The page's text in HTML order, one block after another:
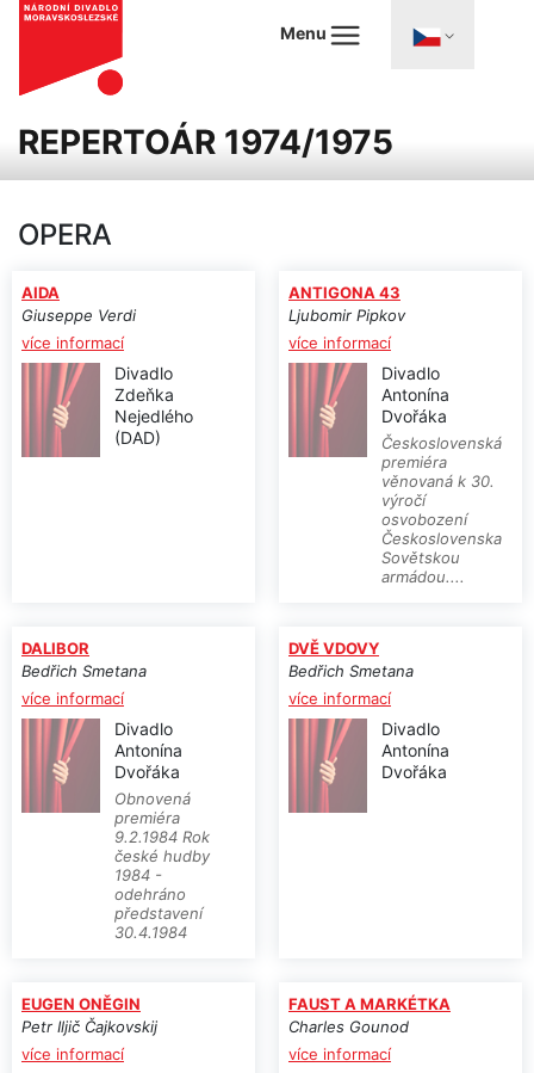
Menu
REPERTOÁR 1974/1975
OPERA
AIDA
Giuseppe Verdi
více informací
Divadlo
Zdeňka
Nejedlého
(DAD)
ANTIGONA 43
Ljubomir Pipkov
více informací
Divadlo
Antonína
Dvořáka
Československá
premiéra
věnovaná k 30.
výročí
osvobození
Československa
Sovětskou
armádou....
DALIBOR
Bedřich Smetana
více informací
Divadlo
Antonína
Dvořáka
Obnovená
premiéra
9.2.1984 Rok
české hudby
1984 -
odehráno
představení
30.4.1984
DVĚ VDOVY
Bedřich Smetana
více informací
Divadlo
Antonína
Dvořáka
EUGEN ONĚGIN
Petr Iljič Čajkovskij
více informací
FAUST A MARKÉTKA
Charles Gounod
více informací